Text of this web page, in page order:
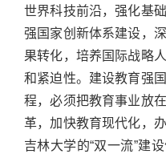
世界科技前沿，强化基
强国家创新体系建设，
果转化，培养国际战略
和紧迫性。建设教育强
程，必须把教育事业放
革，加快教育现代化，
吉林大学的“双一流”建